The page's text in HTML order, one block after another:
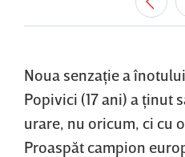
Noua senzaţie a
Popivici (17 ani) a ţinut
urare, nu oricum, ci cu
Proaspăt campion